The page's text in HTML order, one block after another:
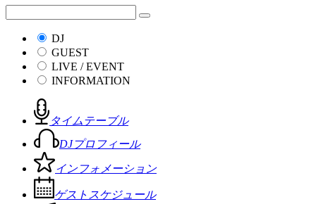
DJ
GUEST
LIVE / EVENT
INFORMATION
タイムテーブル
DJプロフィール
インフォメーション
ゲストスケジュール